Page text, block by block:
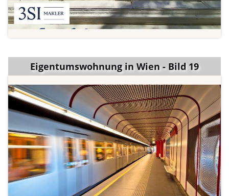
Eigentumswohnung in Wien - Bild 19